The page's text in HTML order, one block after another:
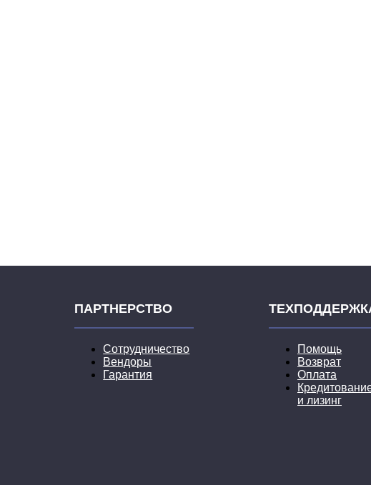
ПАРТНЕРСТВО
Сотрудничество
Вендоры
Гарантия
Помощь
Возврат
Оплата
и лизинг